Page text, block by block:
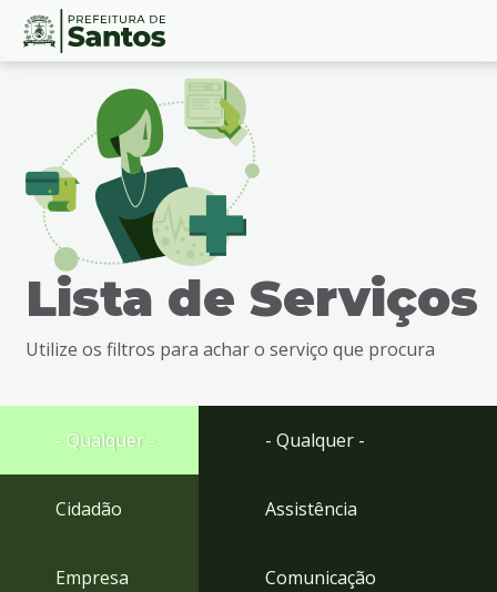
Ir
busca
Ir
rodapé
Conteúdo
Lista de Serviços
Utilize os filtros para achar o serviço que procura
- Qualquer -
Cidadão
Empresa
- Qualquer -
Assistência
Comunicação